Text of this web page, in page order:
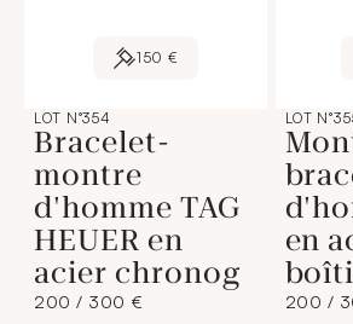
150 €
LOT N°354
Bracelet-
montre
d'homme TAG
HEUER en
acier chronog
200 / 300 €
LOT
en
200 /